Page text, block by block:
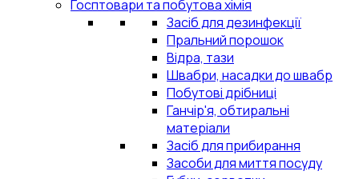
Госптовари та побутова хімія
Засіб для дезинфекції
Пральний порошок
Відра, тази
Швабри, насадки до швабр
Побутові дрібниці
Ганчір'я, обтиральні
матеріали
Засіб для прибирання
Засоби для миття посуду